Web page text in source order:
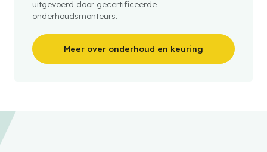
uitgevoerd door gecertificeerde
onderhoudsmonteurs.
Meer over onderhoud en keuring